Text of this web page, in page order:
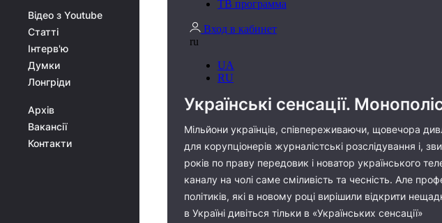
Відео з Youtube
Статті
Інтерв'ю
Думки
Лонгріди
Архів
Вакансії
Контакти
Українські сенсації.
Мільйони українців, співпереживаючи, щовечора
для корупціонерів журналістські розслідування і,
років по праву передовик і новатор українського
каналу на чолі саме сміливість та чесність. Але
політиків, які в новому році вирішили відкрити
в Україні дивіться тільки в «Українських сенсації»